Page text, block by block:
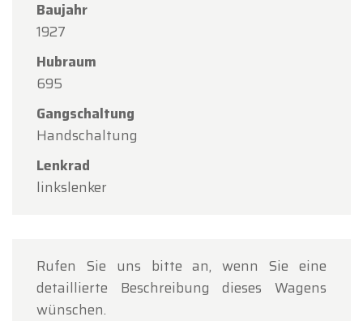
Baujahr
1927
Hubraum
695
Gangschaltung
Handschaltung
Lenkrad
linkslenker
Rufen Sie uns bitte an, wenn Sie eine
detaillierte Beschreibung dieses Wagens
wünschen.